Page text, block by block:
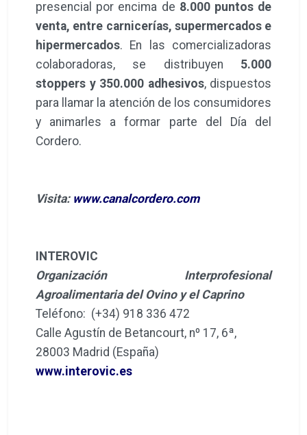
presencial por encima de 8.000 puntos de
venta, entre carnicerías, supermercados e
hipermercados. En las comercializadoras
colaboradoras, se distribuyen 5.000
stoppers y 350.000 adhesivos, dispuestos
para llamar la atención de los consumidores
y animarles a formar parte del Día del
Cordero.
Visita: www.canalcordero.com
INTEROVIC
Organización Interprofesional
Agroalimentaria del Ovino y el Caprino
Teléfono: (+34) 918 336 472
Calle Agustín de Betancourt, nº 17, 6ª,
28003 Madrid (España)
www.interovic.es